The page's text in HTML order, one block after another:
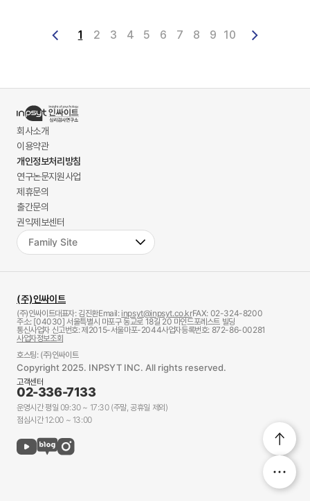
1 2 3 4 5 6 7 8 9 10
회사소개
이용약관
개인정보처리방침
연구논문지원사업
제휴문의
출간문의
권익제보센터
(주)인싸이트
(주)인싸이트대표자: 김진환Email: inpsyt@inpsyt.co.krFAX: 02-324-8200
주소: [04030] 서울특별시 마포구 동교로 18길 20 마인드포레스트 빌딩
통신사업자 신고번호: 제2015-서울마포-2044사업자등록번호: 872-86-00281
사업자정보조회
호스팅: (주)인싸이트
Copyright 2025. INPSYT INC. All rights reserved.
고객센터
02-336-7133
운영시간 평일 09:30 ~ 17:30 (주말, 공휴일 제외)
점심시간 12:00 ~ 13:00